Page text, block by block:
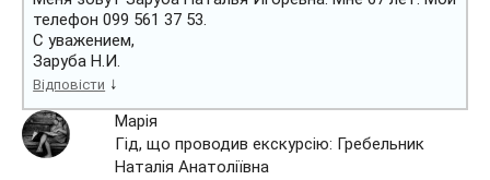
телефон 099 561 37 53.
С уважением,
Заруба Н.И.
Відповісти ↓
Марія
Гід, що проводив екскурсію: Гребельник
Наталія Анатоліївна